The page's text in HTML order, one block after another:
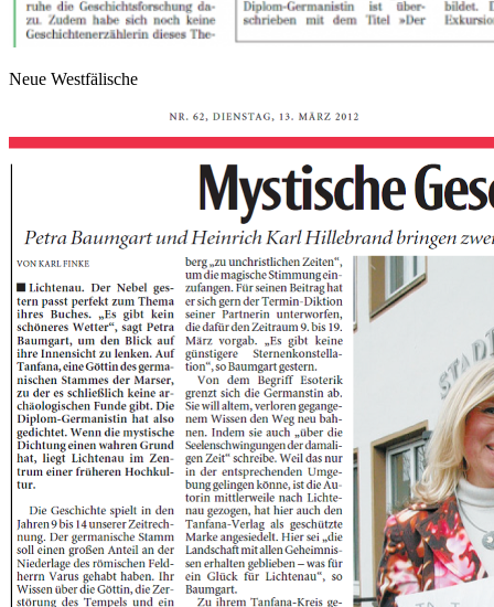
Neue Westfälische